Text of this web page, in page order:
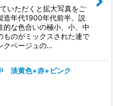
いただくと拡大写真をご
造年代1900年代前半。説
的な色合いの極小、小、中
ものがミックスされた連で
クベージュの…
淡黄色+赤+ピンク